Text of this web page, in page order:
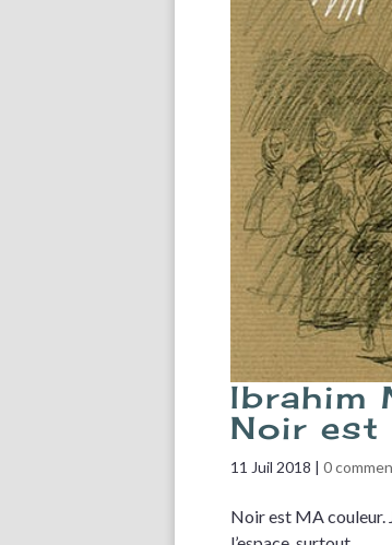
Ibrahim
Noir est
11 Juil 2018 |0
Noir est MA couleur.